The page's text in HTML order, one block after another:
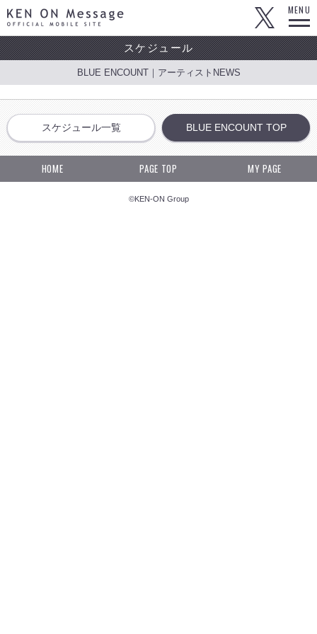
KEN ON Message OFFICIAL MOBILE SITE
MENU
スケジュール
BLUE ENCOUNT｜アーティストNEWS
スケジュール一覧 BLUE ENCOUNT TOP
HOME PAGE TOP MY PAGE
©KEN-ON Group